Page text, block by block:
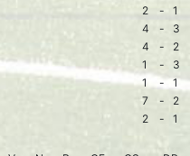
2 -
1
4 -
3
4 -
2
1 -
3
1 -
1
7 -
2
2 -
1